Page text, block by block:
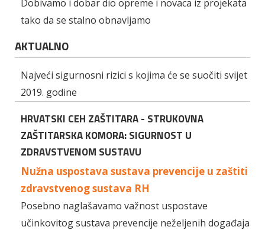
Dobivamo i dobar dio opreme i novaca iz projekata
tako da se stalno obnavljamo
AKTUALNO
Najveći sigurnosni rizici s kojima će se suočiti svijet
2019. godine
HRVATSKI CEH ZAŠTITARA - STRUKOVNA
ZAŠTITARSKA KOMORA: SIGURNOST U
ZDRAVSTVENOM SUSTAVU
Nužna uspostava sustava prevencije u zaštiti
zdravstvenog sustava RH
Posebno naglašavamo važnost uspostave
učinkovitog sustava prevencije neželjenih događaja